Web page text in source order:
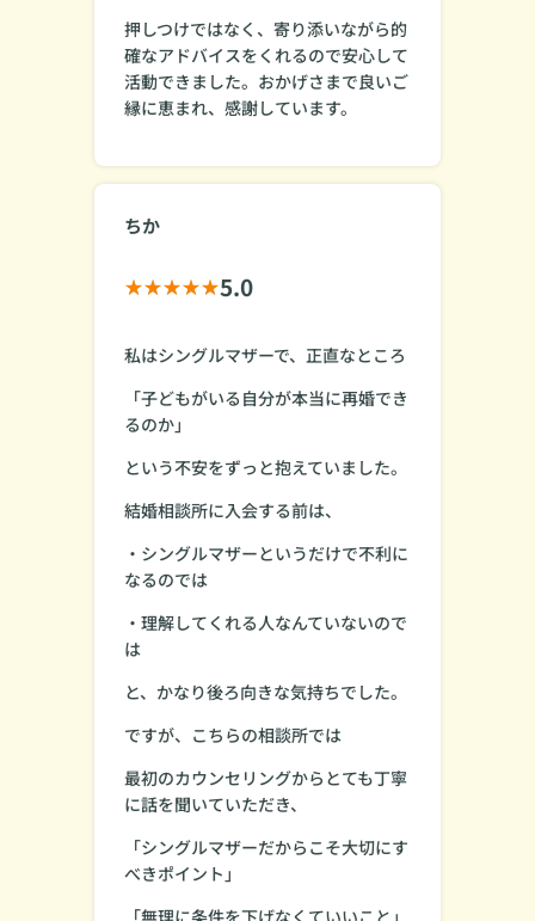
押しつけではなく、寄り添いながら的
確なアドバイスをくれるので安心して
活動できました。おかげさまで良いご
縁に恵まれ、感謝しています。
ちか
5.0
私はシングルマザーで、正直なところ
「子どもがいる自分が本当に再婚でき
るのか」
という不安をずっと抱えていました。
結婚相談所に入会する前は、
・シングルマザーというだけで不利に
なるのでは
・理解してくれる人なんていないので
は
と、かなり後ろ向きな気持ちでした。
ですが、こちらの相談所では
最初のカウンセリングからとても丁寧
に話を聞いていただき、
「シングルマザーだからこそ大切にす
べきポイント」
「無理に条件を下げなくていいこと」